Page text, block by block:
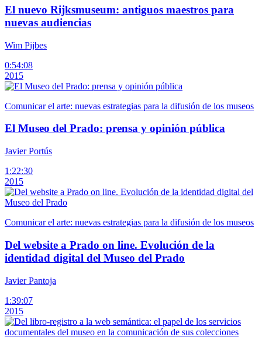
El nuevo Rijksmuseum: antiguos maestros para
nuevas audiencias
Wim Pijbes
0:54:08
2015
Comunicar el arte: nuevas estrategias para la difusión de los museos
El Museo del Prado: prensa y opinión pública
Javier Portús
1:22:30
2015
Comunicar el arte: nuevas estrategias para la difusión de los museos
Del website a Prado on line. Evolución de la
identidad digital del Museo del Prado
Javier Pantoja
1:39:07
2015